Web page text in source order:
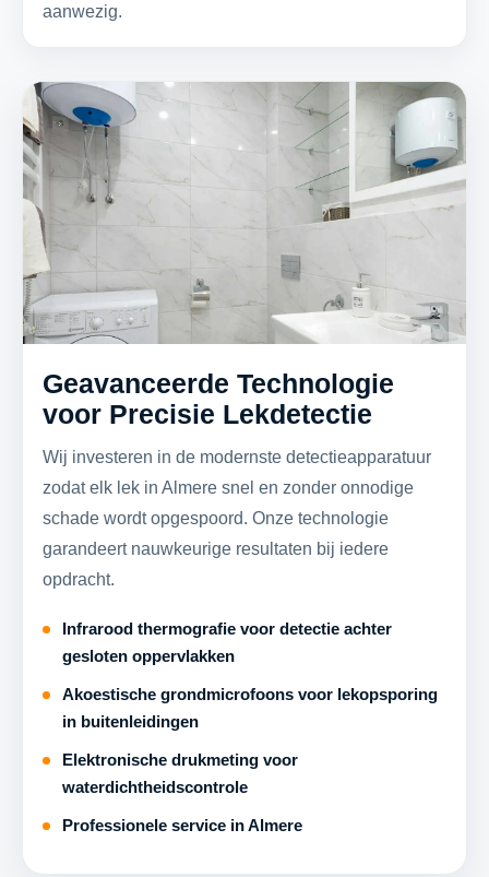
aanwezig.
Geavanceerde Technologie
voor Precisie Lekdetectie
Wij investeren in de modernste detectieapparatuur
zodat elk lek in Almere snel en zonder onnodige
schade wordt opgespoord. Onze technologie
garandeert nauwkeurige resultaten bij iedere
opdracht.
Infrarood thermografie voor detectie achter
gesloten oppervlakken
Akoestische grondmicrofoons voor lekopsporing
in buitenleidingen
Elektronische drukmeting voor
waterdichtheidscontrole
Professionele service in Almere